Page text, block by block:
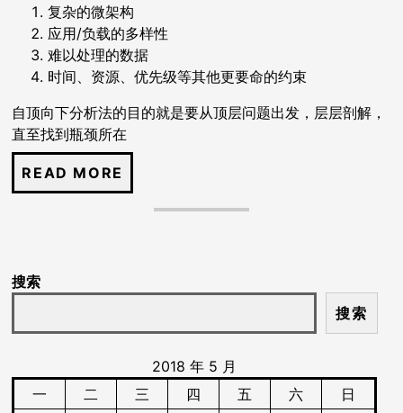
复杂的微架构
应用/负载的多样性
难以处理的数据
时间、资源、优先级等其他更要命的约束
自顶向下分析法的目的就是要从顶层问题出发，层层剖解，
直至找到瓶颈所在
搜索
搜索
2018 年 5 月
一
二 三 四 五 六
日